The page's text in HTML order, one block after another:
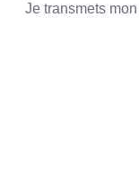
Je transmets